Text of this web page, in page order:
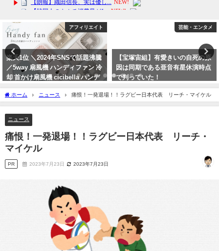
アフィリエイト
楽天1位 ＼2024年SNSで話題沸騰
／5way 扇風機 ハンディファン 冷
却 首かけ扇風機 cicibella ハンデ
ィファン ミニ扇風機 卓上 小型扇
風機 手持ち扇風機
芸能・エンタメ
【宝塚宙組】有愛きいの自死の原
因は同期である亜音有星休演時点
で判っていた！
ホーム ニュース 痛恨！一発退場！！ラグビー日本代表 リーチ・マイケル
ニュース
痛恨！一発退場！！ラグビー日本代表 リーチ・
マイケル
PR 2023年7月23日 2023年7月23日